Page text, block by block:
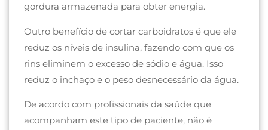
gordura armazenada para obter energia.
Outro benefício de cortar carboidratos é que ele
reduz os níveis de insulina, fazendo com que os
rins eliminem o excesso de sódio e água. Isso
reduz o inchaço e o peso desnecessário da água.
De acordo com profissionais da saúde que
acompanham este tipo de paciente, não é